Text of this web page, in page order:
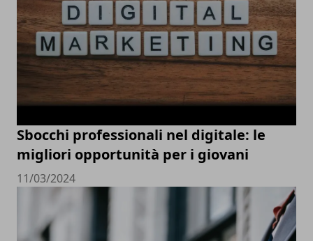
Sbocchi professionali nel digitale: le
migliori opportunità per i giovani
11/03/2024